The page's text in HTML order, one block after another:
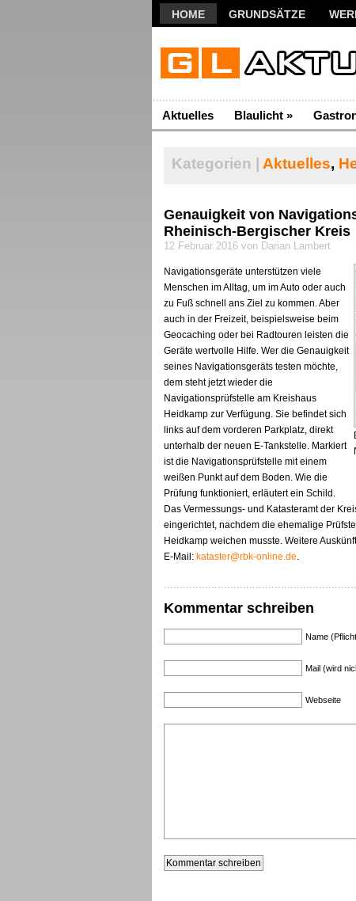
HOME GRUNDSÄTZE
Aktuelles Blaulicht »
Kategorien | Aktuelles,
Genauigkeit von
Rheinisch-Bergischer Kreis
12 Februar 2016 von Darian Lambert
Navigationsgeräte unterstützen viele
Menschen im Alltag, um im Auto oder auch
zu Fuß schnell ans Ziel zu kommen. Aber
auch in der Freizeit, beispielsweise beim
Geocaching oder bei Radtouren leisten die
Geräte wertvolle Hilfe. Wer die Genauigkeit
seines Navigationsgeräts testen möchte,
dem steht jetzt wieder die
Navigationsprüfstelle am Kreishaus
Heidkamp zur Verfügung. Sie befindet sich
links auf dem vorderen Parkplatz, direkt
unterhalb der neuen E-Tankstelle. Markiert
ist die Navigationsprüfstelle mit einem
weißen Punkt auf dem Boden. Wie die
Prüfung funktioniert, erläutert ein Schild.
Das Vermessungs- und Katasteramt der
eingerichtet, nachdem die ehemalige
Heidkamp weichen musste. Weitere
E-Mail: kataster@rbk-online.de.
Kommentar schreiben
Name
Mail (wird
Webseite